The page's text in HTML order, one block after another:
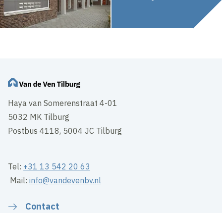
Haya van Somerenstraat 4-01
5032 MK Tilburg
Postbus 4118, 5004 JC Tilburg
Tel: +31 13 542 20 63
Mail:info@vandevenbv.nl
Contact